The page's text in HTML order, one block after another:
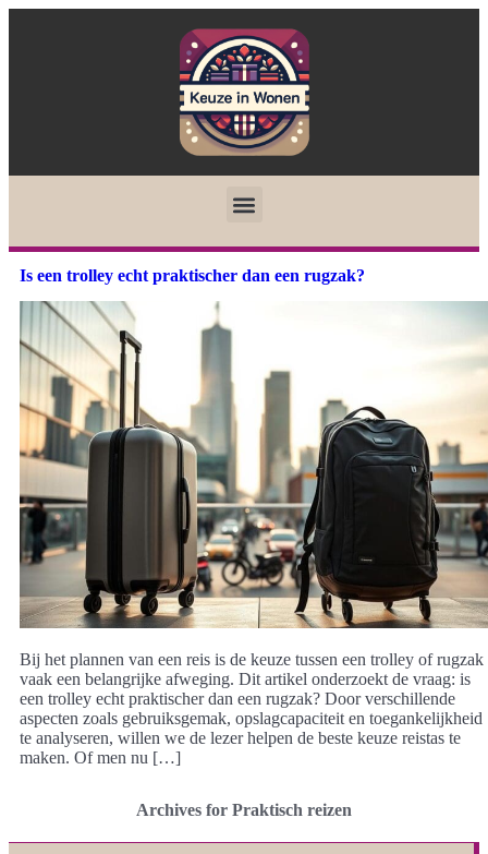
Is een trolley echt praktischer dan een rugzak?
Bij het plannen van een reis is de keuze tussen een trolley of rugzak
vaak een belangrijke afweging. Dit artikel onderzoekt de vraag: is
een trolley echt praktischer dan een rugzak? Door verschillende
aspecten zoals gebruiksgemak, opslagcapaciteit en toegankelijkheid
te analyseren, willen we de lezer helpen de beste keuze reistas te
maken. Of men nu […]
Archives for Praktisch reizen